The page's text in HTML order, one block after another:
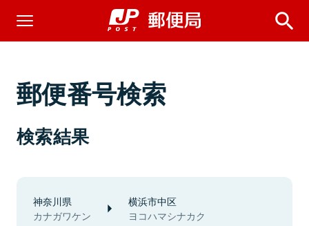
郵便番号検索
検索結果
神奈川県
カナガワケン
横浜市中区
ヨコハマシナカク